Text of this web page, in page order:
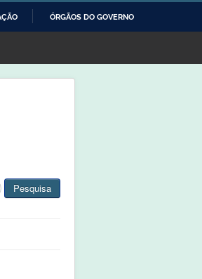
ÓRGÃOS DO GOVERNO
Pesquisa